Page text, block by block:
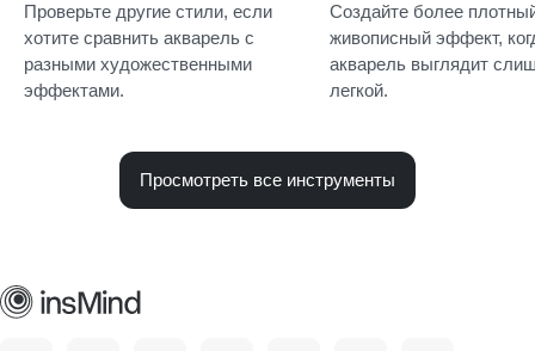
Проверьте другие стили, если
хотите сравнить акварель с
разными художественными
эффектами.
Создайте более
живописный эффект,
акварель выглядит
легкой.
Просмотреть все инструменты